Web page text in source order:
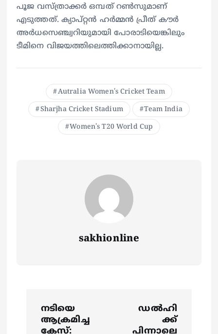
പൂജ വസ്ത്രാക്കര്‍ ഒമ്പത് റണ്‍സുമാണ്
എടുത്തത്. ക്യാപ്റ്റന്‍ ഹര്‍മ്മന്‍ പ്രീത് കൗര്‍
അര്‍ധസെഞ്ച്വറിയുമായി പോരാടിയെങ്കിലും
ടീമിനെ വിജയത്തിലെത്തിക്കാനായില്ല.
Autralia Women's Cricket Team
Sharjha Cricket Stadium Team India
Women's T20 World Cup
sakhionline
നടിയെ
ആക്രമിച്ച
കേസ്:
ഡല്‍ഹി
ക്ക്
പിന്നാലെ